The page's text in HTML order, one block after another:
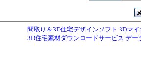
間取り＆3D住宅デザインソフト 3Dマ
3D住宅素材ダウンロードサービス デー